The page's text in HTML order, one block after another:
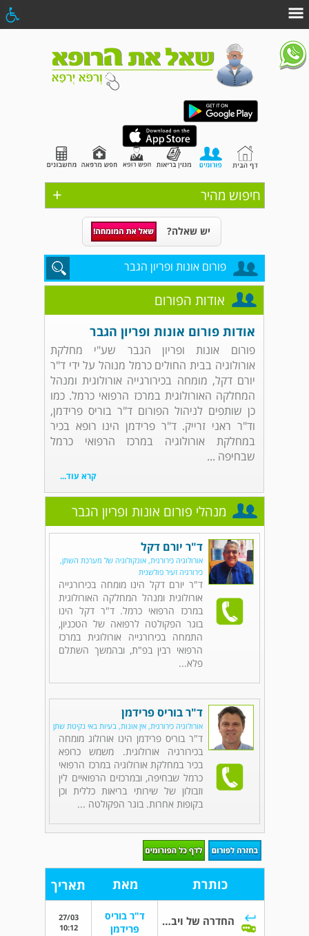
+ חיפוש מהיר
יש שאלה?
פורום אונות ופריון הגבר
אודות הפורום
אודות פורום אונות ופריון הגבר
פורום אונות ופריון הגבר שע"י מחלקת
אורולוגיה בבית החולים כרמל מנוהל על ידי ד"ר
יורם דקל, מומחה בכירורגייה אורולוגית ומנהל
המחלקה האורולוגית במרכז הרפואי כרמל. כמו
כן שותפים לניהול הפורום ד"ר בוריס פרידמן,
וד"ר ראני זרייק. ד"ר פרידמן הינו רופא בכיר
במחלקת אורולוגיה במרכז הרפואי כרמל
שבחיפה ...
קרא עוד...
מנהלי פורום אונות ופריון הגבר
ד"ר יורם דקל
אורולוגיה כירורגית, אונקולוגיה של מערכת השתן,
כירורגיה זעיר פולשנית
ד"ר יורם דקל הינו מומחה בכירורגייה
אורולוגית ומנהל המחלקה האורולוגית
במרכז הרפואי כרמל. ד"ר דקל הינו
בוגר הפקולטה לרפואה של הטכניון,
התמחה בכירורגייה אורולוגית במרכז
הרפואי רבין בפ"ת, ובהמשך השתלם
פלא...
ד"ר בוריס פרידמן
אורולוגיה כירורגית, אין אונות, בעיות באי נקיטת שתן
ד"ר בוריס פרידמן הינו אורולוג מומחה
בכירורגיה אורולוגית. משמש כרופא
בכיר במחלקת אורולוגיה במרכז הרפואי
כרמל שבחיפה, ובמרכזים הרפואיים לין
וזבולון של שירותי בריאות כללית וכן
בקופות אחרות. בוגר הפקולטה ...
כותרת מאת תאריך
החדרה של ויברטור
ד"ר בוריס
פרידמן
27/03
10:12